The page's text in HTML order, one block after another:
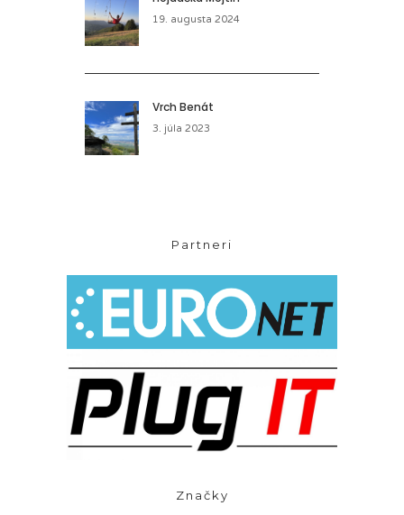
19. augusta 2024
Vrch Benát
3. júla 2023
Partneri
Značky